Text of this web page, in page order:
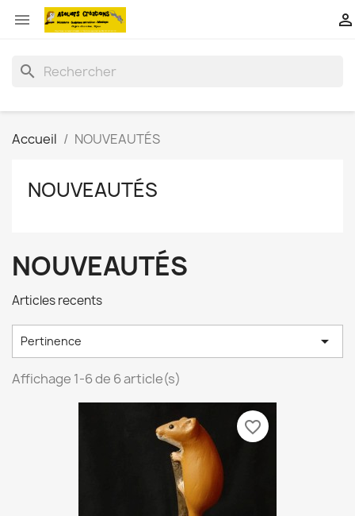
 
search
Accueil NOUVEAUTÉS
NOUVEAUTÉS
NOUVEAUTÉS
Articles recents
Pertinence 
Affichage 1-6 de 6 article(s)
favorite_border